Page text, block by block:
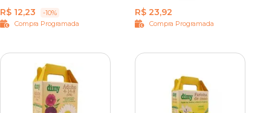
R$ 12,23
-10%
Compra Programada
R$ 23,92
Compra Programada